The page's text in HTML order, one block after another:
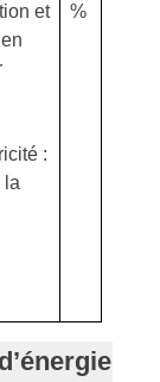
et
:
la
%